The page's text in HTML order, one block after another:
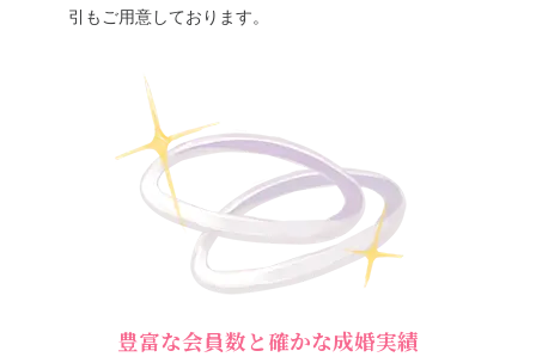
引もご用意しております。
豊富な会員数と確かな成婚実績